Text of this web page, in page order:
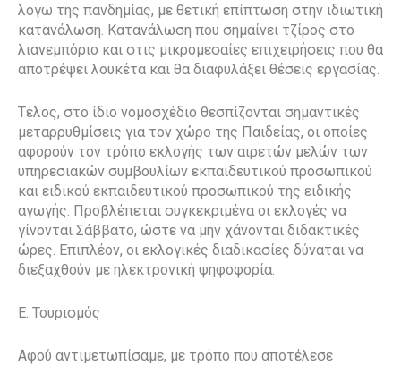
λόγω της πανδημίας, με θετική επίπτωση στην ιδιωτική
κατανάλωση. Κατανάλωση που σημαίνει τζίρος στο
λιανεμπόριο και στις μικρομεσαίες επιχειρήσεις που θα
αποτρέψει λουκέτα και θα διαφυλάξει θέσεις εργασίας.
Τέλος, στο ίδιο νομοσχέδιο θεσπίζονται σημαντικές
μεταρρυθμίσεις για τον χώρο της Παιδείας, οι οποίες
αφορούν τον τρόπο εκλογής των αιρετών μελών των
υπηρεσιακών συμβουλίων εκπαιδευτικού προσωπικού
και ειδικού εκπαιδευτικού προσωπικού της ειδικής
αγωγής. Προβλέπεται συγκεκριμένα οι εκλογές να
γίνονται Σάββατο, ώστε να μην χάνονται διδακτικές
ώρες. Επιπλέον, οι εκλογικές διαδικασίες δύναται να
διεξαχθούν με ηλεκτρονική ψηφοφορία.
Ε. Τουρισμός
Αφού αντιμετωπίσαμε, με τρόπο που αποτέλεσε